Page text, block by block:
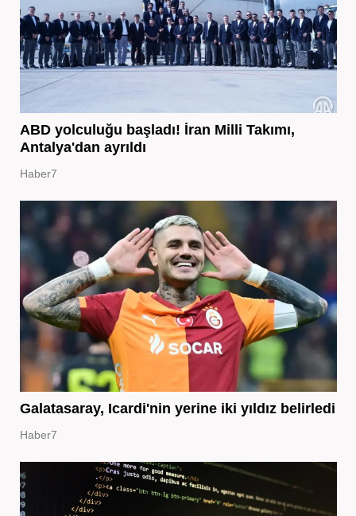
ABD yolculuğu başladı! İran Milli Takımı,
Antalya'dan ayrıldı
Haber7
Galatasaray, Icardi'nin yerine iki yıldız belirledi
Haber7